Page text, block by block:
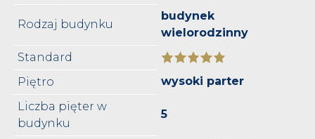
Rodzaj budynku
budynek
wielorodzinny
Standard
Piętro
wysoki parter
Liczba pięter w
budynku
5